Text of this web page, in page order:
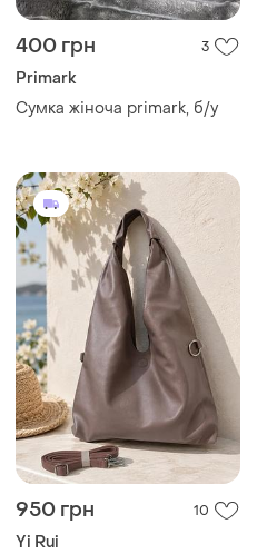
400 грн 3
Primark
Сумка жіноча primark, б/у
950 грн 10
Yi Rui